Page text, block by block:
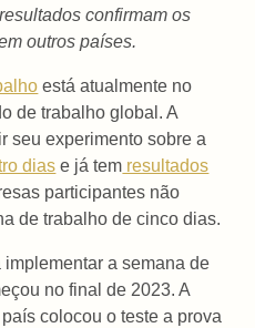
confirmam os
outros países.
está atualmente no
de trabalho global. A
seu experimento sobre a
dias e já tem resultados
participantes não
de trabalho de cinco dias.
a semana de
no final de 2023. A
colocou o teste a prova